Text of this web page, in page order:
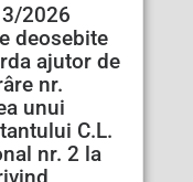
2026
deosebite
ajutor de
nr.
unui
C.L.
nr. 2 la